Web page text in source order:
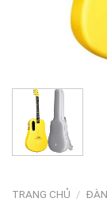
TRANG CHỦ /